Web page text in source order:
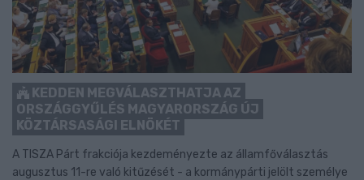
KEDDEN MEGVÁLASZTHATJA AZ
ORSZÁGGYŰLÉS MAGYARORSZÁG ÚJ
KÖZTÁRSASÁGI ELNÖKÉT
A TISZA Párt frakciója kezdeményezte az államfőválasztás
augusztus 11-re való kitűzését - a kormánypárti jelölt személye